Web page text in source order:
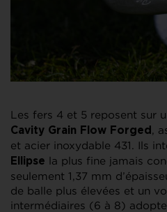
Les fers 4 et 5 reposent sur
Cavity Grain Flow Forged ,
et acier inoxydable 431. Ils
Ellipse la plus fine jamais
seulement 1,37 mm
de balle plus élevées et un
intermédiaires (6 à 8)